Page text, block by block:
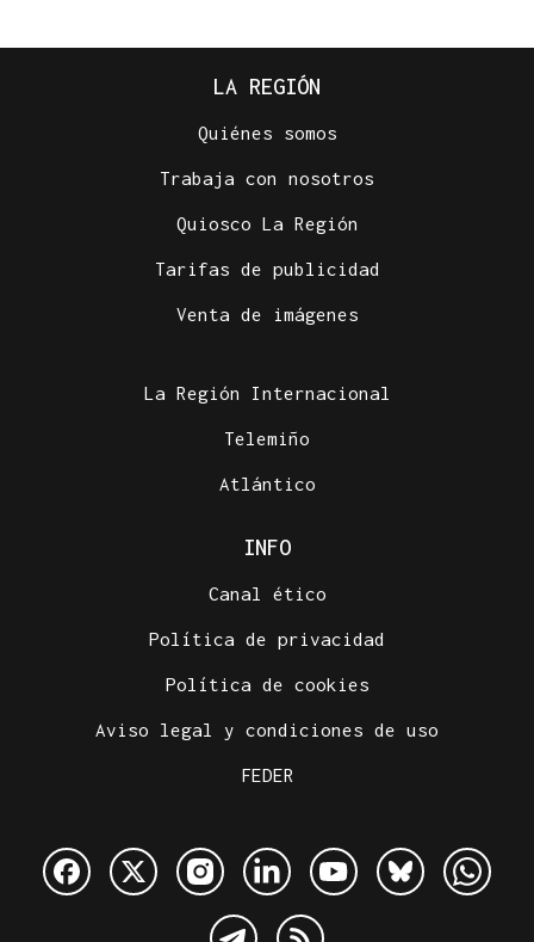
LA REGIÓN
Quiénes somos
Trabaja con nosotros
Quiosco La Región
Tarifas de publicidad
Venta de imágenes
La Región Internacional
Telemiño
Atlántico
INFO
Canal ético
Política de privacidad
Política de cookies
Aviso legal y condiciones de uso
FEDER